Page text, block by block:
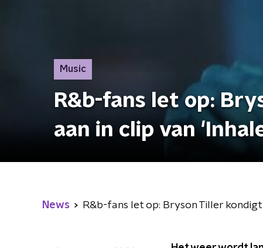
Music
R&b-fans let op:
aan in clip van
News R&b-fans let op: Bryson Tiller